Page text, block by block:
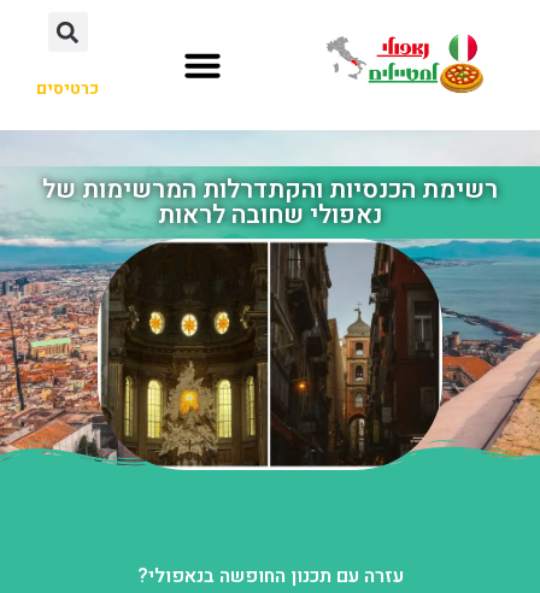
כרטיסים
רשימת הכנסיות והקתדרלות המרשימות של
נאפולי שחובה לראות
עזרה עם תכנון החופשה בנאפולי?